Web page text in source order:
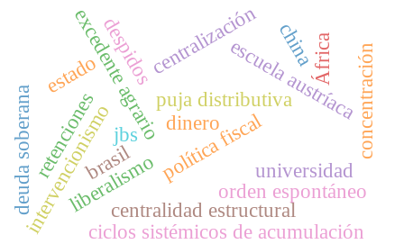
política fiscal
excedente agrario escuela austríaca
intervencionismo
liberalismo orden espontáneo
puja distributiva
retenciones
África concentración
centralización china
deuda soberana
ciclos sistémicos de acumulación
centralidad estructural
despidos
universidad
estado
dinero
jbs
brasil